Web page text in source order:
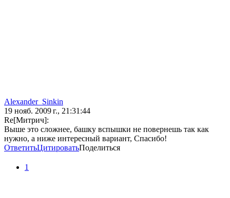
Alexander_Sinkin
19 нояб. 2009 г., 21:31:44
Re[Mитрич]:
Выше это сложнее, башку вспышки не повернешь так как
нужно, а ниже интересный вариант, Спасибо!
ОтветитьЦитироватьПоделиться
1